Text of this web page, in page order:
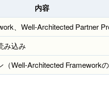
内容
、Well-Architected Partner
み込み
Well-Architected Frameworkの